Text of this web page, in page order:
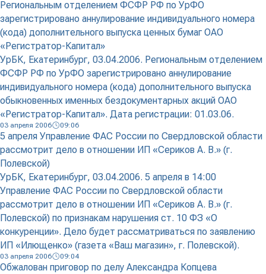
Региональным отделением ФСФР РФ по УрФО
зарегистрировано аннулирование индивидуального номера
(кода) дополнительного выпуска ценных бумаг ОАО
«Регистратор-Капитал»
УрБК, Екатеринбург, 03.04.2006. Региональным отделением
ФСФР РФ по УрФО зарегистрировано аннулирование
индивидуального номера (кода) дополнительного выпуска
обыкновенных именных бездокументарных акций ОАО
«Регистратор-Капитал». Дата регистрации: 01.03.06.
03 апреля 2006 09:06
5 апреля Управление ФАС России по Свердловской области
рассмотрит дело в отношении ИП «Сериков А. В.» (г.
Полевской)
УрБК, Екатеринбург, 03.04.2006. 5 апреля в 14:00
Управление ФАС России по Свердловской области
рассмотрит дело в отношении ИП «Сериков А. В.» (г.
Полевской) по признакам нарушения ст. 10 ФЗ «О
конкуренции». Дело будет рассматриваться по заявлению
ИП «Илющенко» (газета «Ваш магазин», г. Полевской).
03 апреля 2006 09:04
Обжалован приговор по делу Александра Копцева